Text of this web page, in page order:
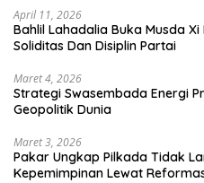
April 11, 2026
Bahlil Lahadalia Buka Musda
Soliditas Dan Disiplin Partai
Maret 4, 2026
Strategi Swasembada Energi
Geopolitik Dunia
Maret 3, 2026
Pakar Ungkap Pilkada Tidak
Kepemimpinan Lewat